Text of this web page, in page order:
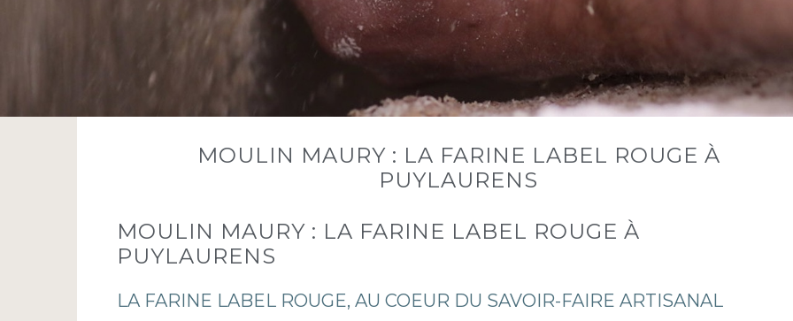
MOULIN MAURY : LA FARINE LABEL ROUGE À
PUYLAURENS
MOULIN MAURY : LA FARINE LABEL ROUGE À
PUYLAURENS
LA FARINE LABEL ROUGE, AU COEUR DU SAVOIR-FAIRE ARTISANAL